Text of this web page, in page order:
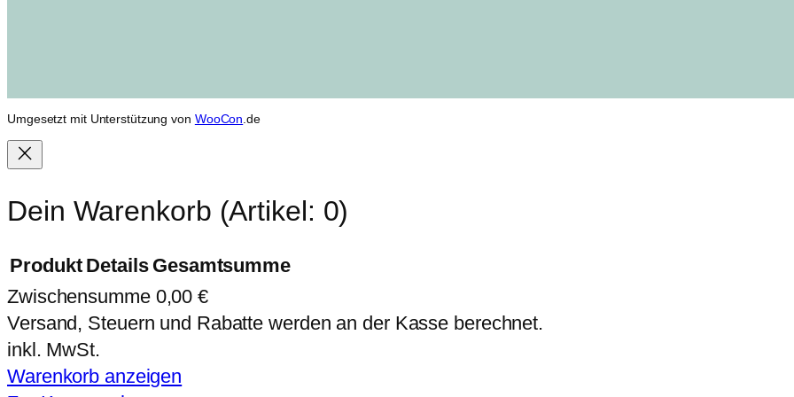
Umgesetzt mit Unterstützung von WooCon .de
Dein Warenkorb (Artikel: 0)
Produkte
im
Warenkorb
Produkt Details Gesamtsumme
Zwischensumme 0,00 €
Versand, Steuern und Rabatte werden an der Kasse berechnet.
inkl. MwSt.
Warenkorb anzeigen